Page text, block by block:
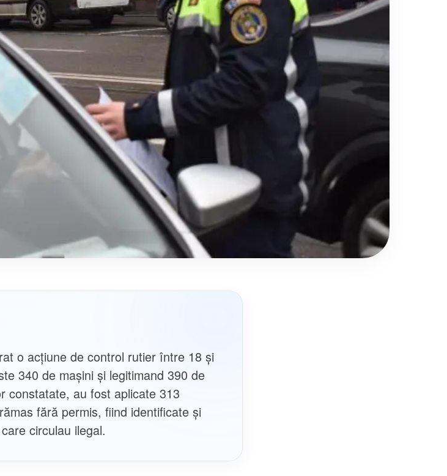
o acțiune de control rutier între 18 și
340 de mașini și legitimand 390 de
constatate, au fost aplicate 313
fără permis, fiind identificate și
circulau ilegal.